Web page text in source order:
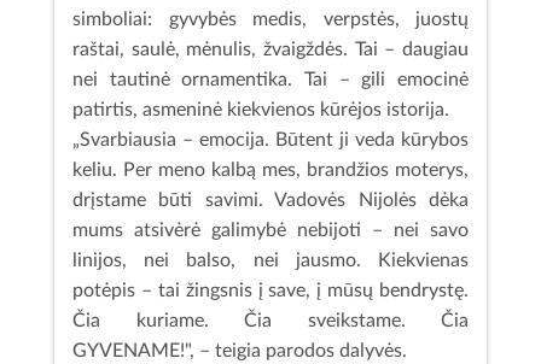
simboliai: gyvybės medis, verpstės, juostų
raštai, saulė, mėnulis, žvaigždės. Tai – daugiau
nei tautinė ornamentika. Tai – gili emocinė
patirtis, asmeninė kiekvienos kūrėjos istorija.
„Svarbiausia – emocija. Būtent ji veda kūrybos
keliu. Per meno kalbą mes, brandžios moterys,
drįstame būti savimi. Vadovės Nijolės dėka
mums atsivėrė galimybė nebijoti – nei savo
linijos, nei balso, nei jausmo. Kiekvienas
potėpis – tai žingsnis į save, į mūsų bendrystę.
Čia kuriame. Čia sveikstame. Čia
GYVENAME!", – teigia parodos dalyvės.